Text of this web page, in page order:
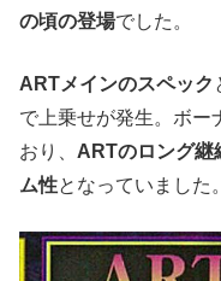
の頃の登場でした。
ARTメインのスペック
で上乗せが発生。ボー
おり、 ARTのロング継
ム性となっていました。